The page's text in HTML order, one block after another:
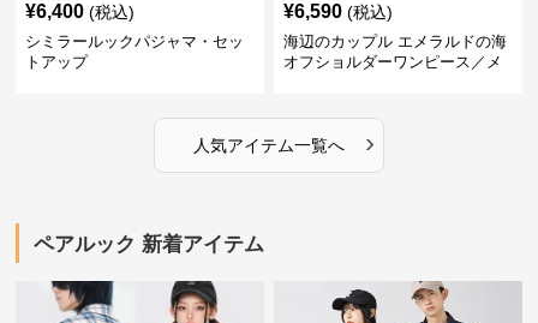
¥6,400 (税込)
シミラールックパジャマ・セッ
トアップ
¥6,590 (税込)
海辺のカップル エメラルドの海
オフショルダーワンピース／メ
人気アイテム一覧へ ›
ペアルック 新着アイテム